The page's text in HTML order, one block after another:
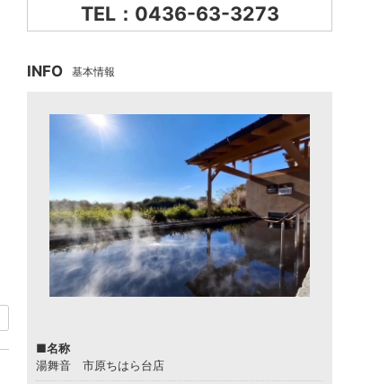
TEL：0436-63-3273
INFO 基本情報
■名称
湯舞音 市原ちはら台店